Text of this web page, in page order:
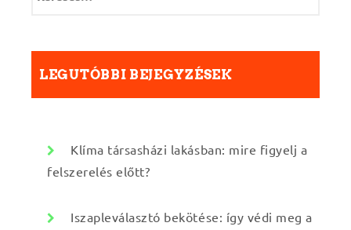
LEGUTÓBBI BEJEGYZÉSEK
Klíma társasházi lakásban: mire figyelj a
felszerelés előtt?
Iszapleválasztó bekötése: így védi meg a